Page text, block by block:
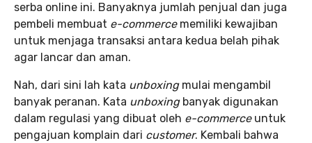
serba online ini. Banyaknya jumlah penjual dan juga
pembeli membuat e-commercememiliki kewajiban
untuk menjaga transaksi antara kedua belah pihak
agar lancar dan aman.
Nah, dari sini lah kata unboxingmulai mengambil
banyak peranan. Kata unboxingbanyak digunakan
dalam regulasi yang dibuat oleh e-commerceuntuk
pengajuan komplain dari customer. Kembali bahwa